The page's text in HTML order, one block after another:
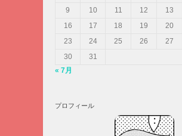
9
10 11 12 13
16
17 18 19 20
23
24 25 26 27
30
31
« 7月
プロフィール